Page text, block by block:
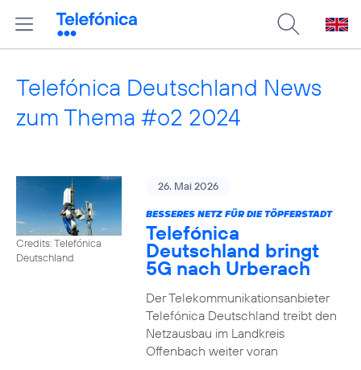
Telefónica Deutschland News
zum Thema #o2 2024
Credits: Telefónica
Deutschland
26. Mai 2026
BESSERES NETZ FÜR DIE TÖPFERSTADT
Telefónica
Deutschland bringt
5G nach Urberach
Der Telekommunikationsanbieter
Telefónica Deutschland treibt den
Netzausbau im Landkreis
Offenbach weiter voran